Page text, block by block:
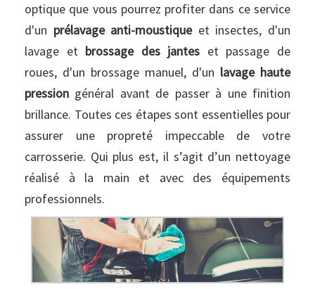
optique que vous pourrez profiter dans ce service
d'un prélavage anti-moustiqueet insectes, d'un
lavage et brossage des jantes et passage de
roues, d'un brossage manuel, d'un lavage haute
pression général avant de passer à une finition
brillance. Toutes ces étapes sont essentielles pour
assurer une propreté impeccable de votre
carrosserie. Qui plus est, il s’agit d’un nettoyage
réalisé à la main et avec des équipements
professionnels.